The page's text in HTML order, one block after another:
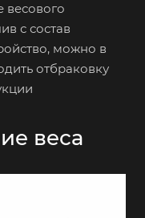
весового
с состав
можно в
отбраковку
веса